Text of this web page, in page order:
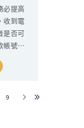
必提高
收到電
是否可
帳號，
寄件
件，
9